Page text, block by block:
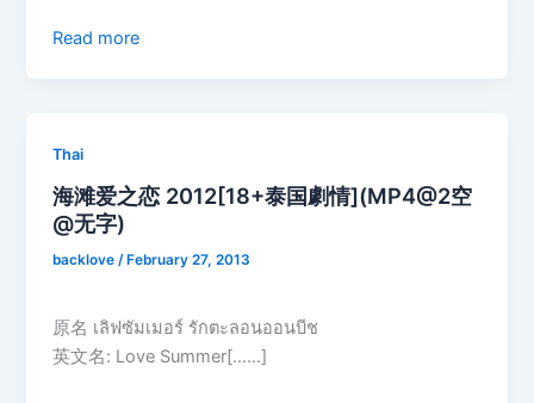
Read more
Thai
海滩爱之恋 2012[18+泰国劇情](MP4@2空
@无字)
backlove /February 27, 2013
原名 เลิฟซัมเมอร์ รักตะลอนออนบีช
英文名: Love Summer[……]